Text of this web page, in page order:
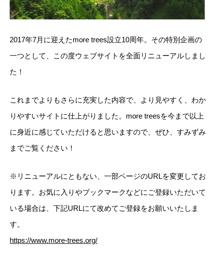
2017年7月に迎えたmore trees設立10周年。その特別企画の
一つとして、この度ウェブサイトを全面リニューアルしまし
た！
これまでよりもさらに充実した内容で、より見やすく、わか
りやすいサイトに仕上がりました。more treesを今まで以上
に身近に感じていただけると思いますので、ぜひ、すみずみ
までご覧ください！
※リニューアルにともない、一部ページのURLを変更してお
ります。お気に入りやブックマークなどにご登録いただいて
いる場合は、下記URLにて改めてご登録をお願いいたしま
す。
https://www.more-trees.org/